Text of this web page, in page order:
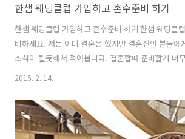
한샘 웨딩클럽 가입하고 혼수준비 하기
한샘 웨딩클럽 가입하고 혼수준비 하기 한샘 웨딩클
비하세요. 저는 이미 결혼은 했지만 결혼전인 분들에
소식이 될듯해서 적어봅니다. 결혼할때 준비할게 너
의 행운으로 집도 꾸며준다면 얼마나 좋을까요. 그리
한은 3월 31일가지 입니다. 그리고 한샘 플래그샵에
쿠폰도 한샘 웨딩클럽 가입만 하면 그냥 준다고 합니
른 가입을 했습니다. 추첨을 통해서 주는 상품도 샤
2015. 2. 14.